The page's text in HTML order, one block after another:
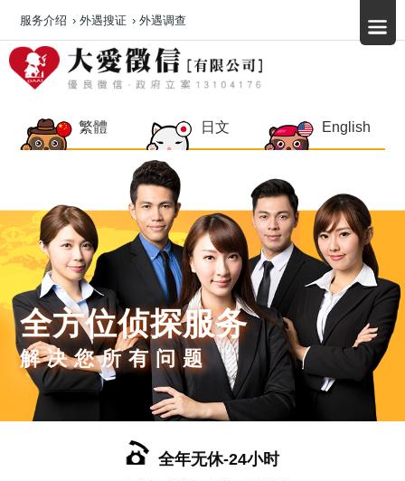
繁體 日文 English
全方位侦探服务
解决您所有问题
全年无休-24小时
服务介绍 › 外遇搜证 › 外遇调查